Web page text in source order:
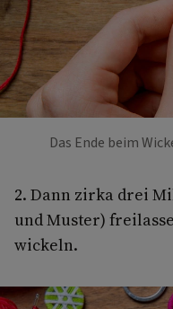
Das Ende beim
2. Dann zirka drei
und Muster)
wickeln.